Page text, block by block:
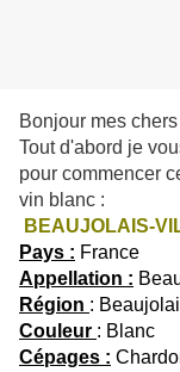
Bonjour mes
Tout d'abord je
pour commencer
vin blanc :
BEAUJOLAIS-
Pays : France
Appellation :
Région :
Couleur : Blanc
Cépages :